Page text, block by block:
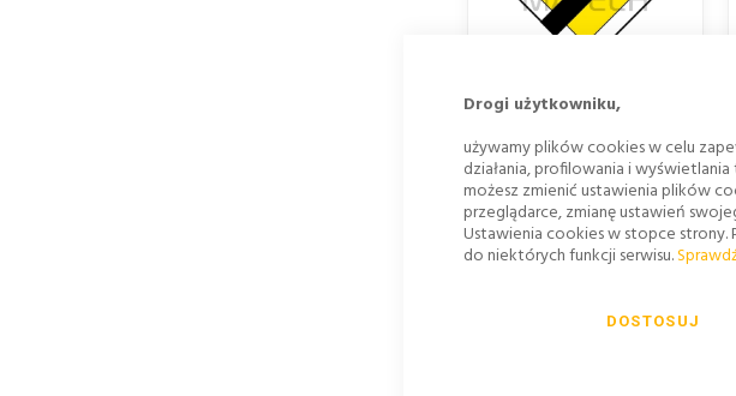
Drogi użytkowniku,
używamy plików cookies w celu
działania, profilowania i
możesz zmienić ustawienia plików
przeglądarce, zmianę ustawień
Ustawienia cookies w stopce
do niektórych funkcji serwisu.
DOSTOSUJ
DROGI Z
GENERACJA
Już od
82,41 zł
67,00 zł